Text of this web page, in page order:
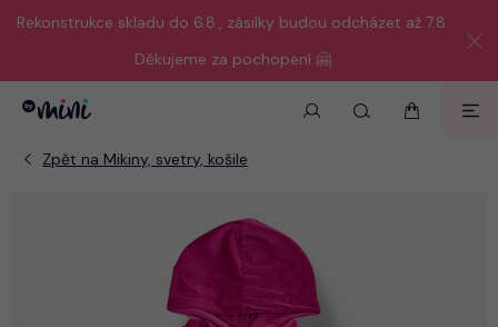
Rekonstrukce skladu do 6.8., zásilky budou odcházet až 7.8.
Děkujeme za pochopení 🤗